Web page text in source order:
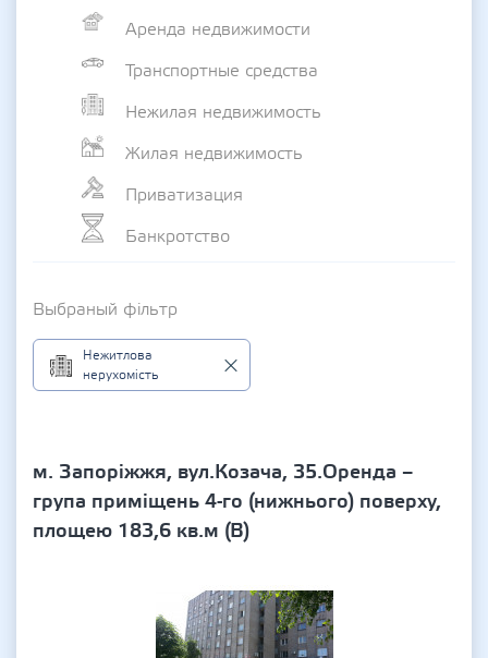
Аренда недвижимости
Транспортные средства
Нежилая недвижимость
Жилая недвижимость
Приватизация
Банкротство
Выбраный фільтр
Нежитлова
нерухомість
м. Запоріжжя, вул.Козача, 35.Оренда –
група приміщень 4-го (нижнього) поверху,
площею 183,6 кв.м (В)